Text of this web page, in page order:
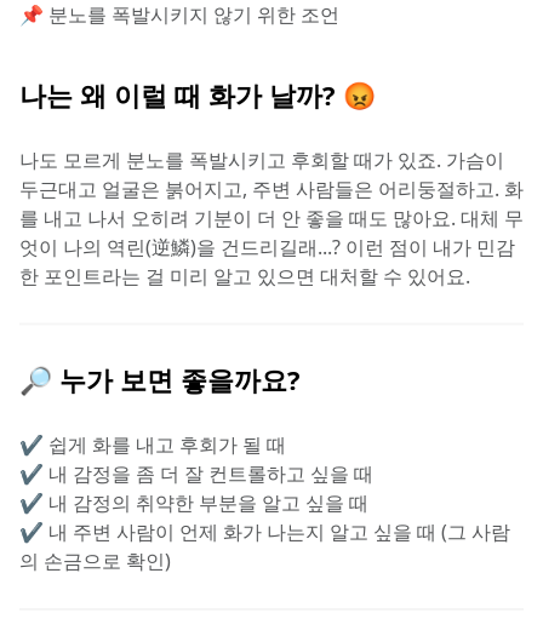
📌 분노를 폭발시키지 않기 위한 조언
나는 왜 이럴 때 화가 날까? 😡
나도 모르게 분노를 폭발시키고 후회할 때가 있죠. 가슴이
두근대고 얼굴은 붉어지고, 주변 사람들은 어리둥절하고. 화
를 내고 나서 오히려 기분이 더 안 좋을 때도 많아요. 대체 무
엇이 나의 역린(逆鱗)을 건드리길래...? 이런 점이 내가 민감
한 포인트라는 걸 미리 알고 있으면 대처할 수 있어요.
🔎 누가 보면 좋을까요?
✔️ 쉽게 화를 내고 후회가 될 때
✔️ 내 감정을 좀 더 잘 컨트롤하고 싶을 때
✔️ 내 감정의 취약한 부분을 알고 싶을 때
✔️ 내 주변 사람이 언제 화가 나는지 알고 싶을 때 (그 사람
의 손금으로 확인)